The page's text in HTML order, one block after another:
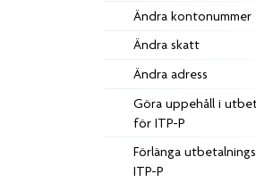
Ändra kontonummer
Ändra skatt
Ändra adress
Göra uppehåll i
för ITP-P
Förlänga
ITP-P